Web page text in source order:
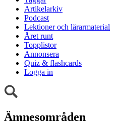
Artikelarkiv
Podcast
Lektioner och lärarmaterial
Året runt
Topplistor
Annonsera
Quiz & flashcards
Logga in
Ämnesområden